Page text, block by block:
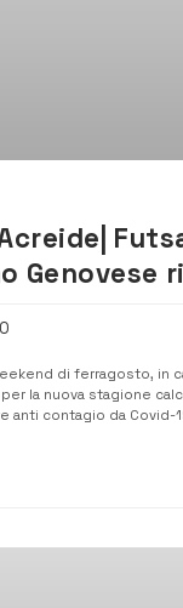
Genovese
di ferragosto, in
la nuova stagione
anti contagio da Covid-
staff tecnico che